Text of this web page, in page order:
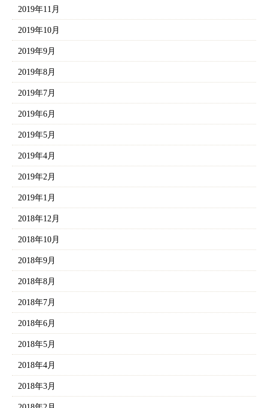
2019年11月
2019年10月
2019年9月
2019年8月
2019年7月
2019年6月
2019年5月
2019年4月
2019年2月
2019年1月
2018年12月
2018年10月
2018年9月
2018年8月
2018年7月
2018年6月
2018年5月
2018年4月
2018年3月